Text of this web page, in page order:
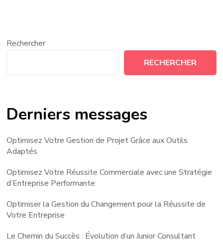
Rechercher
RECHERCHER
Derniers messages
Optimisez Votre Gestion de Projet Grâce aux Outils
Adaptés
Optimisez Votre Réussite Commerciale avec une Stratégie
d’Entreprise Performante
Optimiser la Gestion du Changement pour la Réussite de
Votre Entreprise
Le Chemin du Succès : Évolution d’un Junior Consultant